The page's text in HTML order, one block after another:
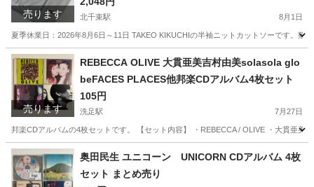
売ります 北千束駅 8月1日
夏季休業日：2026年8月6日～11日 TAKEO KIKUCHIの半袖ニットカットソーです。
東京 大田区 TAKEO KIKUCHI
売ります
REBECCA OLIVE 大貫亜美吉村由美solasola glo
beFACES PLACES他邦楽CDアルバム4枚セット
105円
洗足駅 7月27日
邦楽CDアルバムの4枚セットです。 【セット内容】 ・REBECCA / OLIVE ・大貫亜美
東京 大田区 洗足駅
奥田民生 ユニコーン UNICORN CDアルバム 4枚
セット まとめ売り